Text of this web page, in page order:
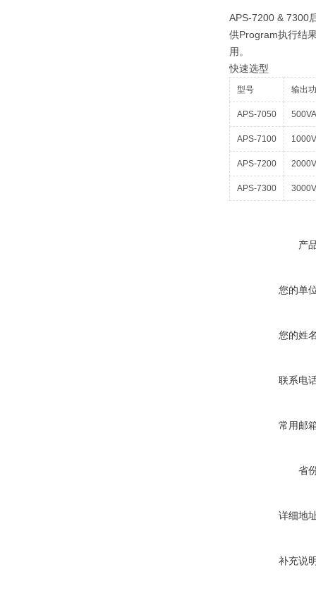
APS-7200 & 7300
供Program执行结
用。
快速选型
型号 输出
APS-7050 500VA
APS-7100
APS-7200
APS-7300
产
您的单
您的姓
联系电
常用邮
省
详细地
补充说